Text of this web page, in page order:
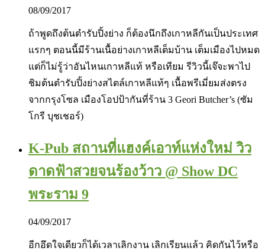
08/09/2017
ถ้าพูดถึงต้นตำรับปิ้งย่าง ก็ต้องนึกถึงเกาหลีกันเป็นประเทศ
แรกๆ ตอนนี้มีร้านเนื้อย่างเกาหลีเต็มบ้าน เต็มเมืองไปหมด
แต่ก็ไม่รู้ว่าอันไหนเกาหลีแท้ หรือเทียม รีวิวนี้เจ๊จะพาไป
ชิมต้นตำรับปิ้งย่างสไตล์เกาหลีแท้ๆ เนื้อพรีเมี่ยมส่งตรง
จากกรุงโซล เมืองโอปป้ากันที่ร้าน 3 Geori Butcher’s (ซัม
โกรี บุชเชอร์)
K-Pub สถานที่แฮงค์เอาท์แห่งใหม่ วิว
ดาดฟ้าสวยจนร้องว้าว @ Show DC
พระราม 9
04/09/2017
อีกอึดใจเดียวก็ได้เวลาเลิกงาน เลิกเรียนแล้ว คิดกันไว้หรือ